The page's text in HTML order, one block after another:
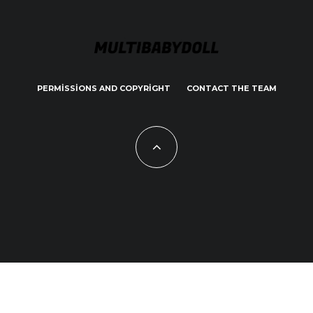
PERMISSIONS AND COPYRIGHT CONTACT THE TEAM